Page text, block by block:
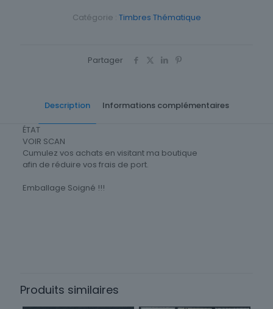
Catégorie : Timbres Thématique
Partager
Description Informations complémentaires
ÉTAT
VOIR SCAN
Cumulez vos achats en visitant ma boutique
afin de réduire vos frais de port.
Emballage Soigné !!!
Produits similaires